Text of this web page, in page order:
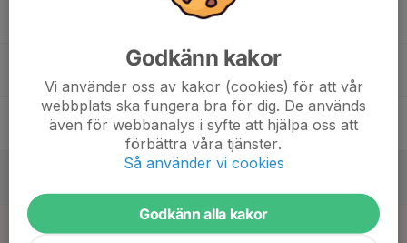
19:30
Träning P16
Kronogårdshallen
Träning P16
15
Godkänn kakor
Vi använder oss av kakor (cookies) för att vår
webbplats ska fungera bra för dig. De används
även för webbanalys i syfte att hjälpa oss att
förbättra våra tjänster.
Så använder vi cookies
Godkänn alla kakor